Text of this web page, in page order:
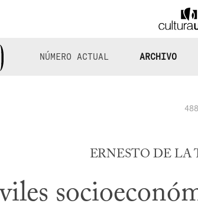
NÚMERO ACTUAL ARCHIVO
488
ERNESTO DE LA